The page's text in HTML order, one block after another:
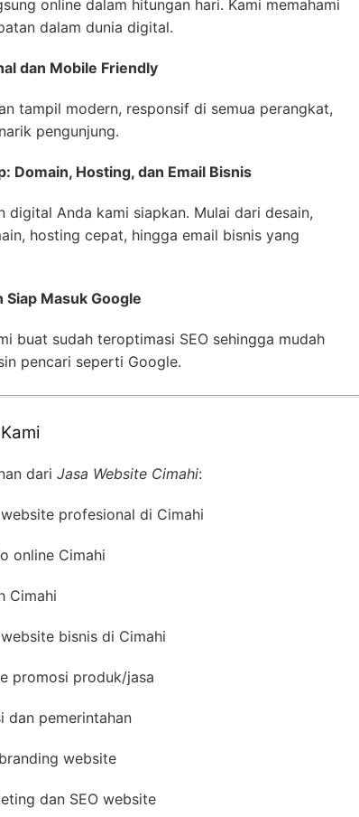
online dalam hitungan hari. Kami memahami
dalam dunia digital.
dan Mobile Friendly
tampil modern, responsif di semua perangkat,
pengunjung.
Domain, Hosting, dan Email Bisnis
digital Anda kami siapkan. Mulai dari desain,
hosting cepat, hingga email bisnis yang
Siap Masuk Google
buat sudah teroptimasi SEO sehingga mudah
pencari seperti Google.
dari Jasa Website Cimahi:
profesional di Cimahi
online Cimahi
Cimahi
bisnis di Cimahi
promosi produk/jasa
dan pemerintahan
website
dan SEO website